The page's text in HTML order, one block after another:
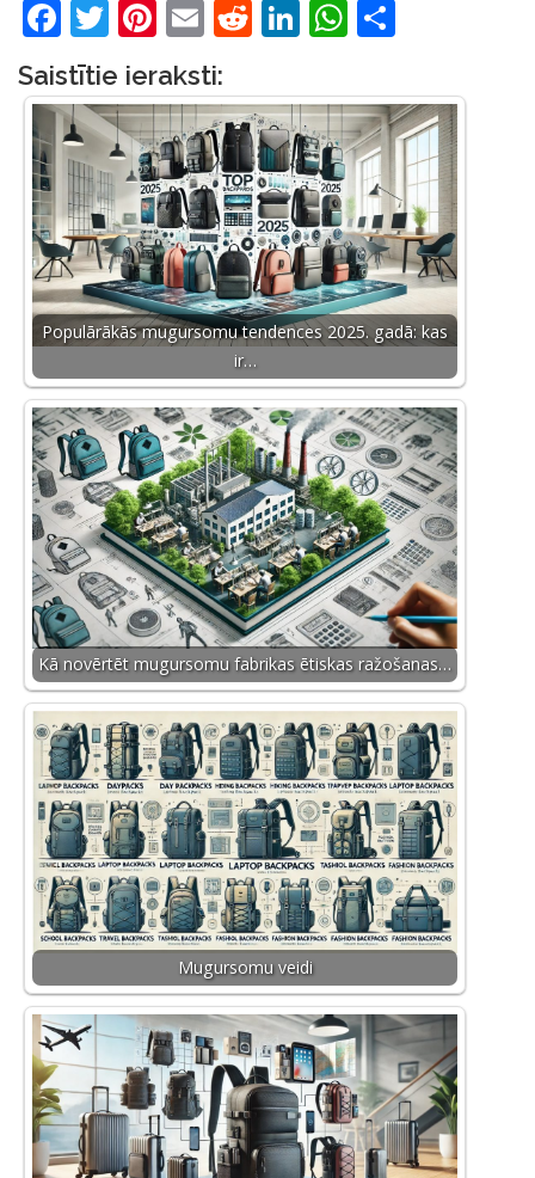
Facebook
Twitter
Pinterest
EmailReddit
LinkedIn
WhatsApp
Saistītie ieraksti:
Populārākās mugursomu tendences 2025. gadā: kas
ir…
Kā novērtēt mugursomu fabrikas ētiskas ražošanas…
Mugursomu veidi